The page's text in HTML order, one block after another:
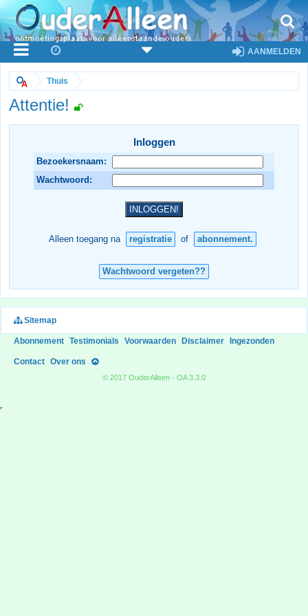
AANMELDEN
Thuis
Attentie!
Inloggen
Bezoekersnaam:
Wachtwoord:
Alleen toegang na registratie of abonnement.
Wachtwoord vergeten??
Sitemap
Abonnement Testimonials Voorwaarden Disclaimer Ingezonden
Contact Over ons
© 2017 OuderAlleen - OA 3.3.0